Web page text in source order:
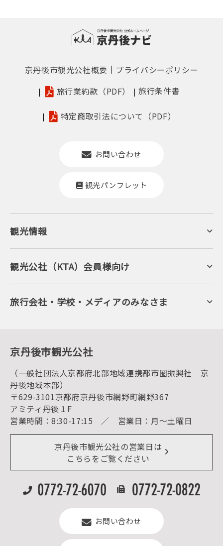
京丹後市観光公社概要
プライバシーポリシー
旅行業約款（PDF）
旅行条件書
特定商取引法について（PDF）
お問い合わせ
観光パンフレット
観光情報
京丹後について
ジオパークの絶景
キャンプ・グランピング
自然景観
旬の食
フルーツ
美術館・資料館
観光
海水浴
キャンプ
お宿探し
宿泊・日帰り予約（空室検索）
予約照会・予約キャンセル
宿泊施設一覧（お宿比較ページ）
アクセス
お知らせ
イベント情報
デジタル観光パンフレット
リアルタイム道路情報
よくある質問
観光公社（KTA）会員様向け
KTA会員コミュニティ
会員向けサービス
KTAニュースレター
会員加入・会員情報（会員規程）
旅行会社・学校・メディアのみなさま
プレスリリース
京丹後市観光公社
（一般社団法人京都府北部地域連携都市圏振興社 京
丹後地域本部）
〒629-3101京都府京丹後市網野町網野367
アミティ丹後１F
営業時間：8:30-17:15 ／ 営業日：月～土曜日
京丹後市観光公社の営業日は
こちらをご覧ください
お問い合わせ